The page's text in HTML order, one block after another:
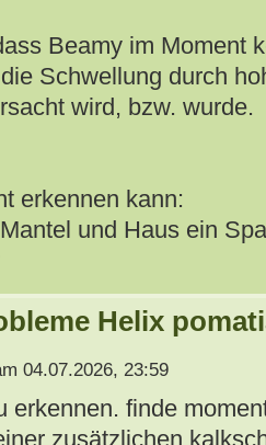
Beamy im Moment
Schwellung durch
wird, bzw. wurde.
erkennen kann:
und Haus ein
Helix
04.07.2026, 23:59
erkennen. finde
zusätzlichen